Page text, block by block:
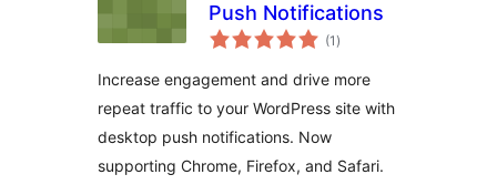
Push Notifications
(1 puntuacions
totals
)
Increase engagement and drive more
repeat traffic to your WordPress site with
desktop push notifications. Now
supporting Chrome, Firefox, and Safari.